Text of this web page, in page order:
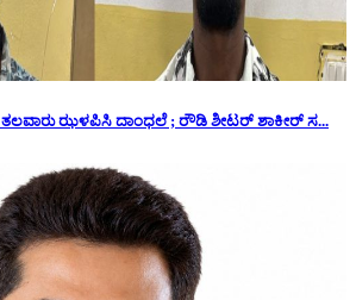
ತಲವಾರು ಝಳಪಿಸಿ ದಾಂಧಲೆ ; ರೌಡಿ ಶೀಟರ್ ಶಾಕೀರ್ ಸ...